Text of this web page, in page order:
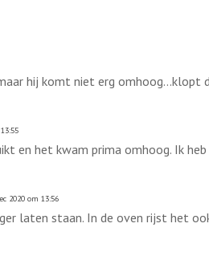
hij komt niet erg omhoog...klopt
en het kwam prima omhoog. Ik
2020 om 13:56
laten staan. In de oven rijst het